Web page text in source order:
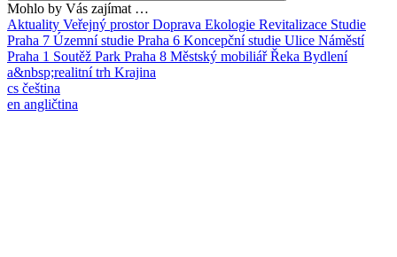
Mohlo by Vás zajímat …
Aktuality Veřejný prostorDoprava Ekologie Revitalizace Studie
Praha 7 Územní studie Praha 6 Koncepční studie Ulice Náměstí
Praha 1 Soutěž Park Praha 8 Městský mobiliářŘeka Bydlení
a&nbsp;realitní trh Krajina
cs čeština
en angličtina